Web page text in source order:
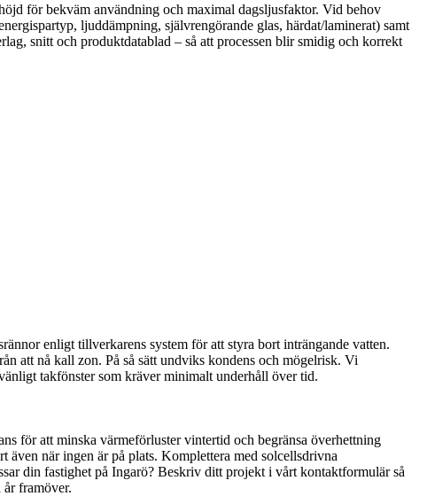
för bekväm användning och maximal dagsljusfaktor. Vid behov
ljuddämpning, självrengörande glas, härdat/laminerat) samt
snitt och produktdatablad – så att processen blir smidig och korrekt
enligt tillverkarens system för att styra bort inträngande vatten.
att nå kall zon. På så sätt undviks kondens och mögelrisk. Vi
takfönster som kräver minimalt underhåll över tid.
för att minska värmeförluster vintertid och begränsa överhettning
när ingen är på plats. Komplettera med solcellsdrivna
din fastighet på Ingarö? Beskriv ditt projekt i vårt kontaktformulär så
framöver.